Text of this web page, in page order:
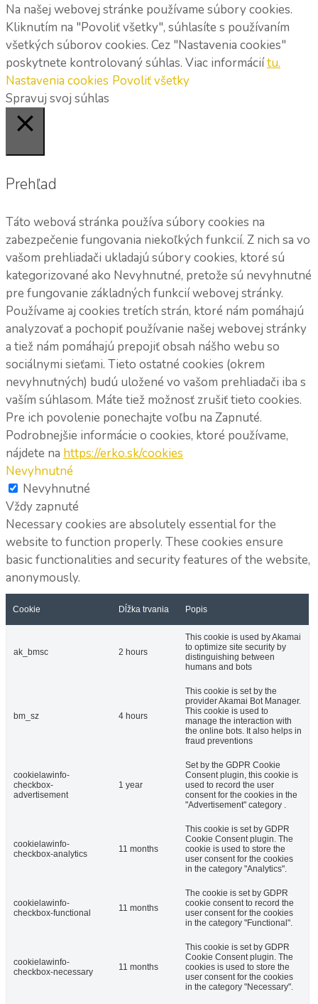
Na našej webovej stránke používame súbory cookies.
Kliknutím na "Povoliť všetky", súhlasíte s používaním
všetkých súborov cookies. Cez "Nastavenia cookies"
poskytnete kontrolovaný súhlas. Viac informáciítu.
Nastavenia cookies Povoliť všetky
Spravuj svoj súhlas
Prehľad
Táto webová stránka používa súbory cookies na
zabezpečenie fungovania niekoľkých funkcií. Z nich sa vo
vašom prehliadači ukladajú súbory cookies, ktoré sú
kategorizované ako Nevyhnutné, pretože sú nevyhnutné
pre fungovanie základných funkcií webovej stránky.
Používame aj cookies tretích strán, ktoré nám pomáhajú
analyzovať a pochopiť používanie našej webovej stránky
a tiež nám pomáhajú prepojiť obsah nášho webu so
sociálnymi sieťami. Tieto ostatné cookies (okrem
nevyhnutných) budú uložené vo vašom prehliadači iba s
vaším súhlasom. Máte tiež možnosť zrušiť tieto cookies.
Pre ich povolenie ponechajte voľbu na Zapnuté.
Podrobnejšie informácie o cookies, ktoré používame,
nájdete na https://erko.sk/cookies
Nevyhnutné
Nevyhnutné
Vždy zapnuté
Necessary cookies are absolutely essential for the
website to function properly. These cookies ensure
basic functionalities and security features of the website,
anonymously.
Cookie Dĺžka trvania Popis
ak_bmsc 2 hours
This cookie is used by Akamai
to optimize site security by
distinguishing between
humans and bots
bm_sz 4 hours
This cookie is set by the
provider Akamai Bot Manager.
This cookie is used to
manage the interaction with
the online bots. It also helps in
fraud preventions
cookielawinfo-
checkbox-
advertisement
1 year
Set by the GDPR Cookie
Consent plugin, this cookie is
used to record the user
consent for the cookies in the
"Advertisement" category .
cookielawinfo-
checkbox-analytics
11 months
This cookie is set by GDPR
Cookie Consent plugin. The
cookie is used to store the
user consent for the cookies
in the category "Analytics".
cookielawinfo-
checkbox-functional
11 months
The cookie is set by GDPR
cookie consent to record the
user consent for the cookies
in the category "Functional".
cookielawinfo-
checkbox-necessary
11 months
This cookie is set by GDPR
Cookie Consent plugin. The
cookies is used to store the
user consent for the cookies
in the category "Necessary".